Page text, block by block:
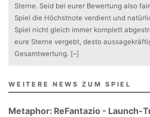
Sterne. Seid bei eurer Bewertung also fair
Spiel die Höchstnote verdient und
Spiel nicht gleich immer komplett
eure Sterne vergebt, desto
Gesamtwertung. [–]
WEITERE NEWS ZUM SPIEL
Metaphor: ReFantazio - Launch-